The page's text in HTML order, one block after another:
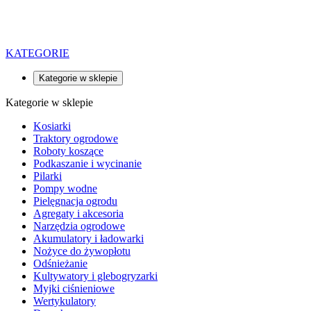
KATEGORIE
Kategorie w sklepie
Kategorie w sklepie
Kosiarki
Traktory ogrodowe
Roboty koszące
Podkaszanie i wycinanie
Pilarki
Pompy wodne
Pielęgnacja ogrodu
Agregaty i akcesoria
Narzędzia ogrodowe
Akumulatory i ładowarki
Nożyce do żywopłotu
Odśnieżanie
Kultywatory i glebogryzarki
Myjki ciśnieniowe
Wertykulatory